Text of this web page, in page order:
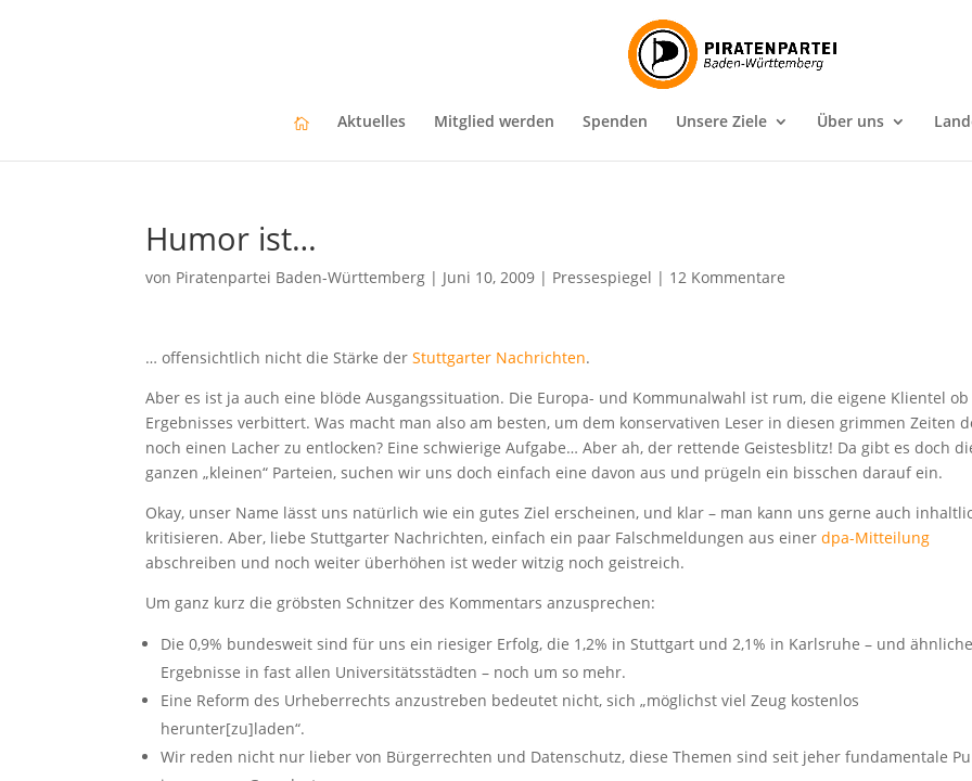
Aktuelles Mitglied werden Spenden Unsere Ziele Über uns
Humor ist…
von Piratenpartei Baden-Württemberg | Juni 10, 2009 | Pressespiegel | 12 Kommentare
… offensichtlich nicht die Stärke derStuttgarter Nachrichten.
Aber es ist ja auch eine blöde Ausgangssituation. Die Europa- und Kommunalwahl ist rum, die eigene Klientel
Ergebnisses verbittert. Was macht man also am besten, um dem konservativen Leser in diesen grimmen Zeiten
noch einen Lacher zu entlocken? Eine schwierige Aufgabe… Aber ah, der rettende Geistesblitz! Da gibt es doch
ganzen „kleinen“ Parteien, suchen wir uns doch einfach eine davon aus und prügeln ein bisschen darauf ein.
Okay, unser Name lässt uns natürlich wie ein gutes Ziel erscheinen, und klar – man kann uns gerne auch
kritisieren. Aber, liebe Stuttgarter Nachrichten, einfach ein paar Falschmeldungen aus einerdpa-Mitteilung
abschreiben und noch weiter überhöhen ist weder witzig noch geistreich.
Um ganz kurz die gröbsten Schnitzer des Kommentars anzusprechen:
Die 0,9% bundesweit sind für uns ein riesiger Erfolg, die 1,2% in Stuttgart und 2,1% in Karlsruhe – und
Ergebnisse in fast allen Universitätsstädten – noch um so mehr.
Eine Reform des Urheberrechts anzustreben bedeutet nicht, sich „möglichst viel Zeug kostenlos
herunter[zu]laden“.
Wir reden nicht nur lieber von Bürgerrechten und Datenschutz, diese Themen sind seit jeher fundamentale